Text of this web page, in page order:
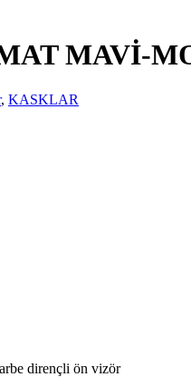
MAVİ-
, KASKLAR
dirençli ön vizör